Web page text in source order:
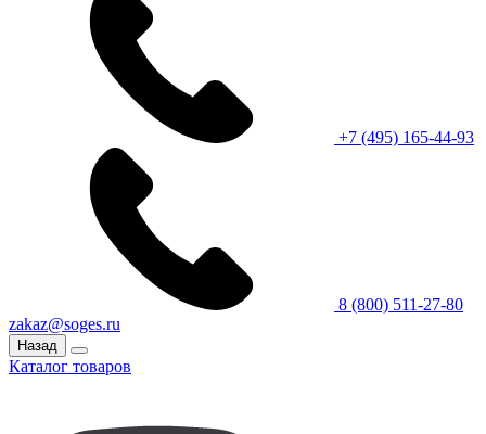
+7 (495) 165-44-93
8 (800) 511-27-80
zakaz@soges.ru
Назад
Каталог товаров